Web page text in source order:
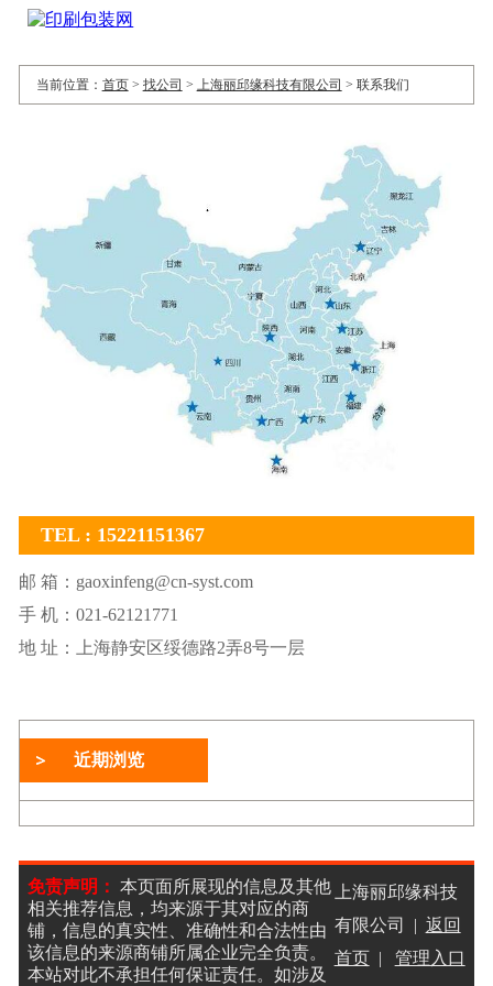
当前位置： 首页> 找公司 > 上海丽邱缘科技有限公司 > 联系我们
TEL : 15221151367
邮 箱：gaoxinfeng@cn-syst.com
手 机：021-62121771
地 址：上海静安区绥德路2弄8号一层
近期浏览
免责声明： 本页面所展现的信息及其他
相关推荐信息，均来源于其对应的商
铺，信息的真实性、准确性和合法性由
该信息的来源商铺所属企业完全负责。
本站对此不承担任何保证责任。如涉及
上海丽邱缘科技
有限公司 | 返回
首页| 管理入口